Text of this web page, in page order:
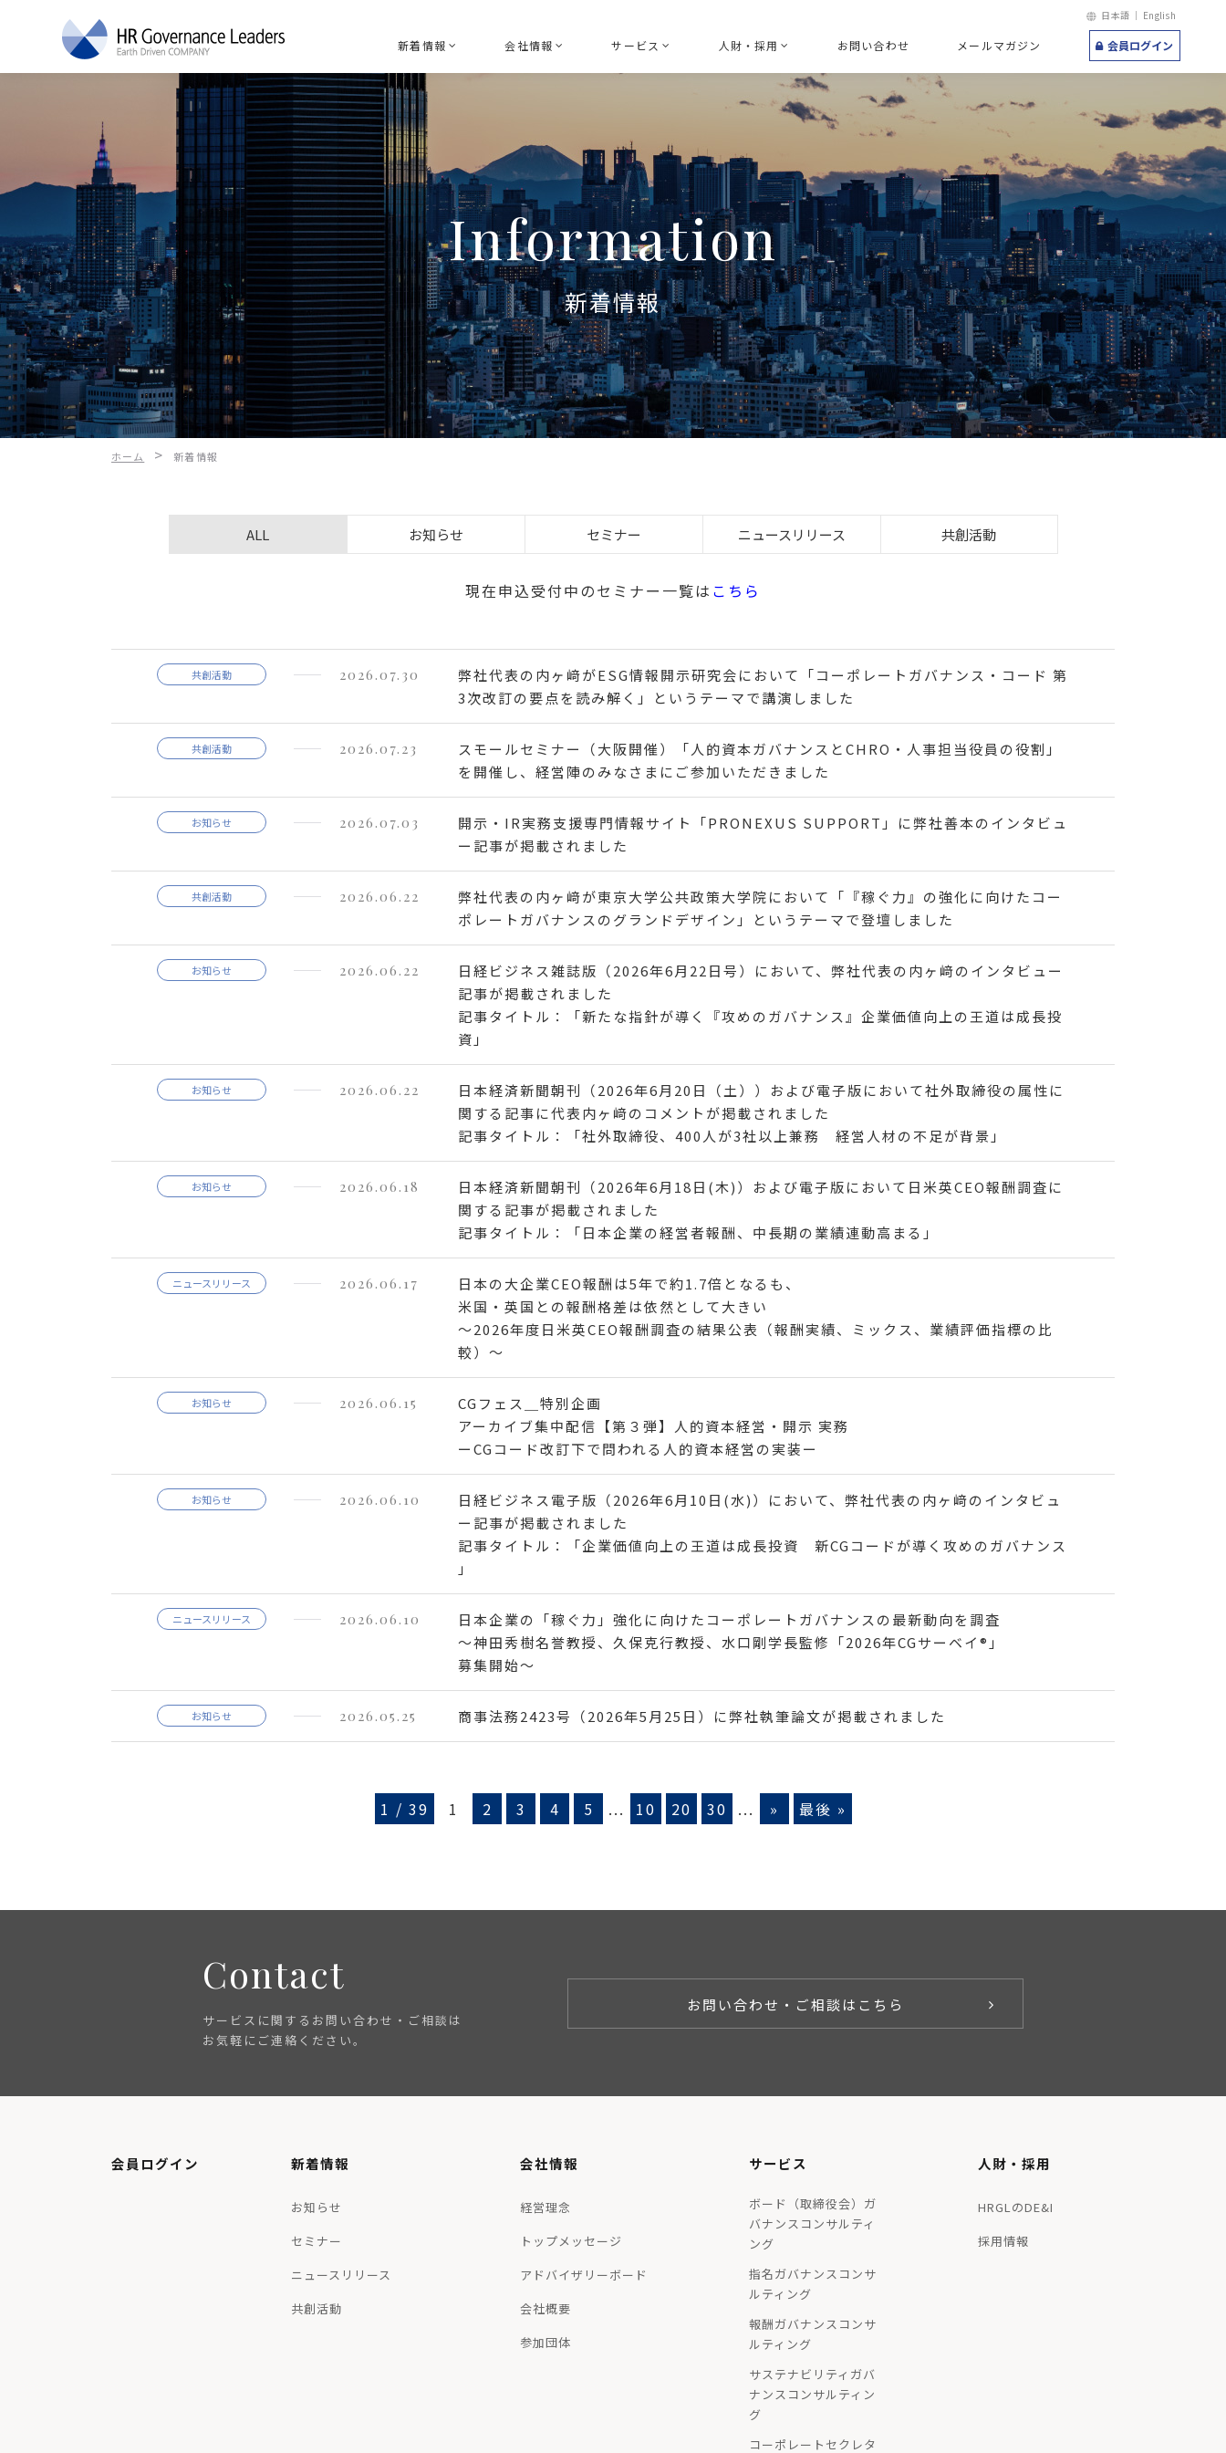
日本語 ｜ English
新着情報
ニュースリリース
共創活動
会社情報
トップメッセージ
アドバイザリーボード
会社概要
参加団体
サービス
ボード（取締役会）ガバナンスコンサルティング
指名ガバナンスコンサルティング
報酬ガバナンスコンサルティング
サステナビリティガバナンスコンサルティング
コーポレートセクレタリー
経営執行支援
人財・採用
HRGLのDE&I
お問い合わせ メールマガジン 会員ログイン
Information
新着情報
ホーム > 新着情報
ALL お知らせ セミナー ニュースリリース 共創活動
現在申込受付中のセミナー一覧は こちら
共創活動 2026.07.30
弊社代表の内ヶ﨑がESG情報開示研究会において「コーポレートガバナンス・コード 第
3次改訂の要点を読み解く」というテーマで講演しました
共創活動 2026.07.23
スモールセミナー（大阪開催）「人的資本ガバナンスとCHRO・人事担当役員の役割」
を開催し、経営陣のみなさまにご参加いただきました
お知らせ 2026.07.03
開示・IR実務支援専門情報サイト「PRONEXUS SUPPORT」に弊社善本のインタビュ
ー記事が掲載されました
共創活動 2026.06.22
弊社代表の内ヶ﨑が東京大学公共政策大学院において「『稼ぐ力』の強化に向けたコー
ポレートガバナンスのグランドデザイン」というテーマで登壇しました
お知らせ 2026.06.22
日経ビジネス雑誌版（2026年6月22日号）において、弊社代表の内ヶ﨑のインタビュー
記事が掲載されました
記事タイトル：「新たな指針が導く『攻めのガバナンス』企業価値向上の王道は成長投
資」
お知らせ 2026.06.22
日本経済新聞朝刊（2026年6月20日（土））および電子版において社外取締役の属性に
関する記事に代表内ヶ﨑のコメントが掲載されました
記事タイトル：「社外取締役、400⼈が3社以上兼務 経営⼈材の不⾜が背景」
お知らせ 2026.06.18
日本経済新聞朝刊（2026年6月18日(木)）および電子版において日米英CEO報酬調査に
関する記事が掲載されました
記事タイトル：「日本企業の経営者報酬、中長期の業績連動高まる」
ニュースリリース 2026.06.17
日本の大企業CEO報酬は5年で約1.7倍となるも、
米国・英国との報酬格差は依然として大きい
～2026年度日米英CEO報酬調査の結果公表（報酬実績、ミックス、業績評価指標の比
較）～
お知らせ 2026.06.15
CGフェス＿特別企画
アーカイブ集中配信【第３弾】人的資本経営・開示 実務
ーCGコード改訂下で問われる人的資本経営の実装ー
お知らせ 2026.06.10
日経ビジネス電子版（2026年6月10日(水)）において、弊社代表の内ヶ﨑のインタビュ
ー記事が掲載されました
記事タイトル：「企業価値向上の王道は成長投資 新CGコードが導く攻めのガバナンス
」
ニュースリリース 2026.06.10
日本企業の「稼ぐ力」強化に向けたコーポレートガバナンスの最新動向を調査
〜神田秀樹名誉教授、久保克行教授、水口剛学長監修「2026年CGサーベイ®」
募集開始〜
お知らせ 2026.05.25 商事法務2423号（2026年5月25日）に弊社執筆論文が掲載されました
1 / 39 1 2 3 4 5 ... 10 20 30 ... » 最後 »
Contact
サービスに関するお問い合わせ・ご相談は
お気軽にご連絡ください。
お問い合わせ・ご相談はこちら
新着情報
お知らせ
セミナー
ニュースリリース
共創活動
会社情報
経営理念
トップメッセージ
アドバイザリーボード
会社概要
参加団体
サービス
ボード（取締役会）ガ
バナンスコンサルティ
ング
指名ガバナンスコンサ
ルティング
報酬ガバナンスコンサ
ルティング
サステナビリティガバ
ナンスコンサルティン
グ
コーポレートセクレタ
人財・採用
HRGLのDE&I
採用情報
会員ログイン